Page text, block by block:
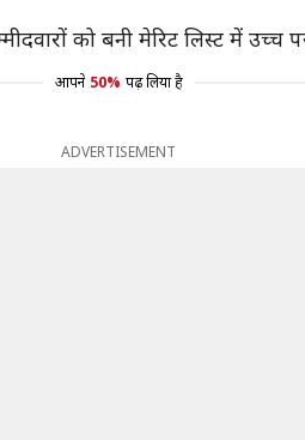
को बनी मेरिट लिस्ट में उच्च
आपने 50% पढ़ लिया है
ADVERTISEMENT